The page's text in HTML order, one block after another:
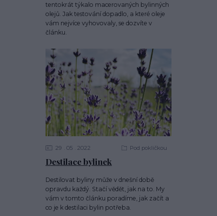
tentokrát týkalo macerovaných bylinných
olejů. Jak testování dopadlo, a které oleje
vám nejvíce vyhovovaly, se dozvíte v
článku.
Destilace bylinek
29 05 2022 Pod pokličkou
Destilovat byliny může v dnešní době
opravdu každý. Stačí vědět, jak na to. My
vám v tomto článku poradíme, jak začít a
co je k destilaci bylin potřeba.